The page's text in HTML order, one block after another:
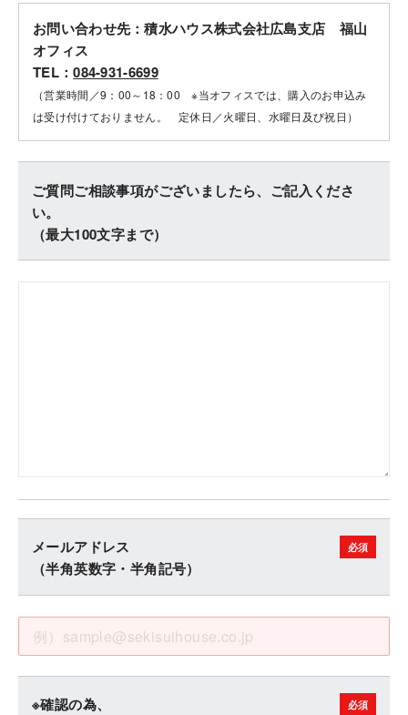
お問い合わせ先：積水ハウス株式会社広島支店 福山
オフィス
TEL：084-931-6699
（営業時間／9：00～18：00 ※当オフィスでは、購入のお申込み
は受け付けておりません。 定休日／火曜日、水曜日及び祝日）
ご質問ご相談事項がございましたら、ご記入くださ
い。
（最大100文字まで）
メールアドレス
（半角英数字・半角記号）
※確認の為、